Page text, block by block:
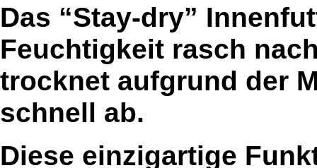
Das “Stay-dry”
Feuchtigkeit rasch
trocknet aufgrund der
schnell ab.
Diese einzigartige